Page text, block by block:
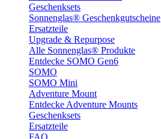
Geschenksets
Sonnenglas® Geschenkgutscheine
Ersatzteile
Upgrade & Repurpose
Alle Sonnenglas® Produkte
Entdecke SOMO Gen6
SOMO
SOMO Mini
Adventure Mount
Entdecke Adventure Mounts
Geschenksets
Ersatzteile